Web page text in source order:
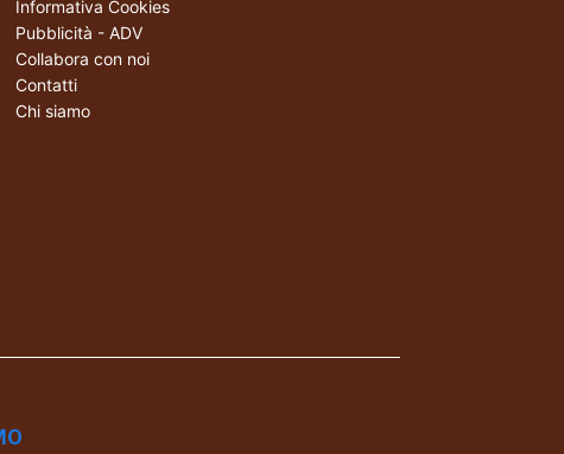
Informativa Cookies
Pubblicità - ADV
Collabora con noi
Contatti
Chi siamo